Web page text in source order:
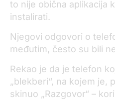
to nije obična aplikacija
instalirati.
Njegovi odgovori o
međutim, često su bili
Rekao je da je telefon
„blekberi“, na kojem je,
skinuo „Razgovor“ –